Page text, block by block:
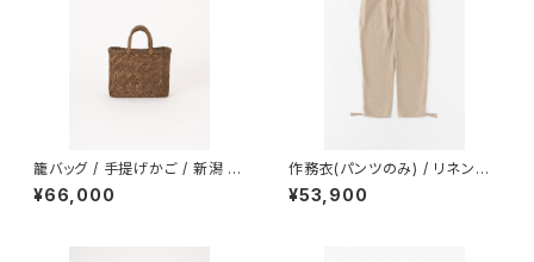
籠バッグ / 手提げかご / 新潟 /
胡桃(くるみ) / 並巾小 / 2122
¥66,000
作務衣(パンツのみ) / リネンラ
ミー / からみ織 / BEIGE
¥53,900